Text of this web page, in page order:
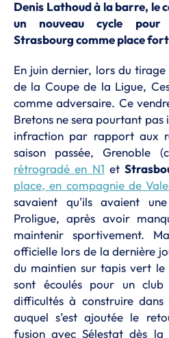
Denis Lathoud à la barre, le
un nouveau cycle pour
Strasbourg comme place
En juin dernier, lors du
de la Coupe de la Ligue,
comme adversaire. Ce
Bretons ne sera pourtant pas
infraction par rapport aux
saison passée, Grenoble
rétrogradé en N1 et
place, en compagnie de
savaient qu'ils avaient
Proligue, après avoir
maintenir sportivement.
officielle lors de la dernière
du maintien sur tapis vert le
sont écoulés pour un
difficultés à construire dans
auquel s’est ajoutée le
fusion avec Sélestat dès la